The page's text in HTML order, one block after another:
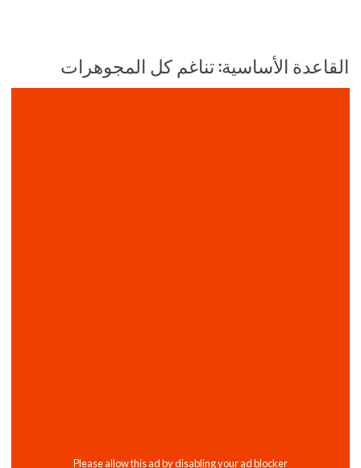
القاعدة الأساسية: تناغم كل المجوهرات